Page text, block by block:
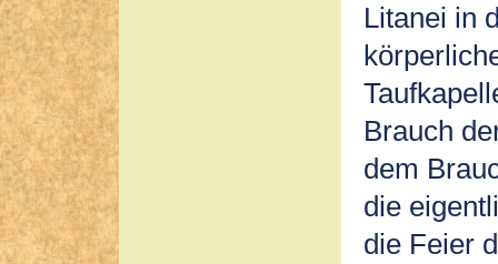
Litanei in
Brauch
dem
die
die Feier